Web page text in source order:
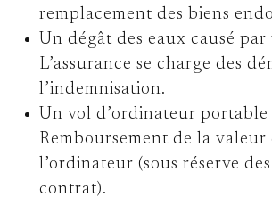
remplacement des biens
Un dégât des eaux causé par
L’assurance se charge des
l’indemnisation.
Un vol d’ordinateur portable
Remboursement de la valeur
l’ordinateur (sous réserve
contrat).